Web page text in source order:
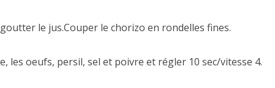
le jus.Couper le chorizo en rondelles fines.
les oeufs, persil, sel et poivre et régler 10 sec/vitesse 4.